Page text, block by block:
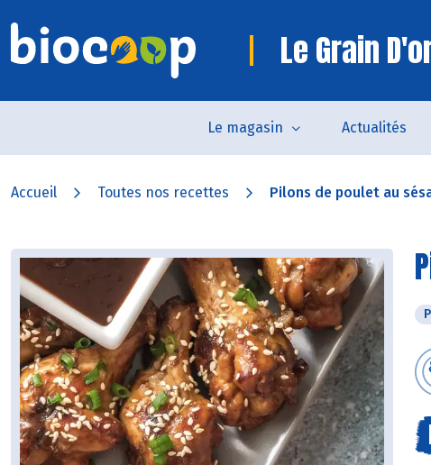
Le Grain
Le magasin Actualités
Accueil Toutes nos recettes Pilons de poulet au